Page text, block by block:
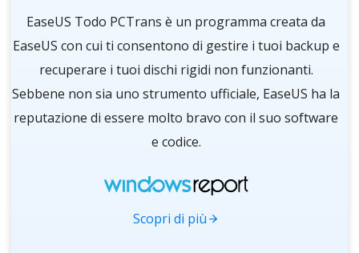
EaseUS Todo PCTrans è un programma creata da
EaseUS con cui ti consentono di gestire i tuoi backup e
recuperare i tuoi dischi rigidi non funzionanti.
Sebbene non sia uno strumento ufficiale, EaseUS ha la
reputazione di essere molto bravo con il suo software
e codice.
Scopri di più